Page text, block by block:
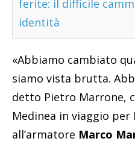
ferite: il difficile
identità
«Abbiamo cambiato
siamo vista brutta.
detto Pietro Marrone,
Medinea in viaggio per
all’armatore Marco